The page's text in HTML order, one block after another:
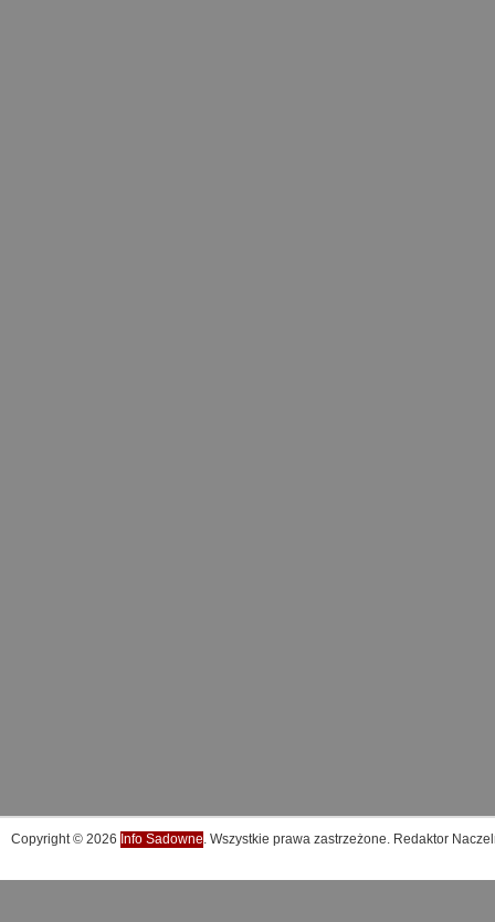
Copyright © 2026 Info Sadowne. Wszystkie prawa zastrzeżone. Redaktor